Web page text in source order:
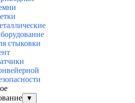
стыковки
▼